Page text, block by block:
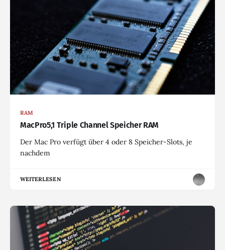
RAM
MacPro5,1 Triple Channel Speicher RAM
Der Mac Pro verfügt über 4 oder 8 Speicher-Slots, je
nachdem
WEITERLESEN